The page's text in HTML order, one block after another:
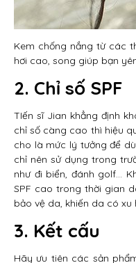
Kem chống nắng từ các
hơi cao, song giúp bạn
2. Chỉ số SPF
TIến sĩ Jian khẳng định
chỉ số càng cao thì hiệu
cho là mức lý tưởng để
chỉ nên sử dụng trong
như đi biển, đánh golf…
SPF cao trong thời gian
bảo vệ da, khiến da có xu
3. Kết cấu
Hãy ưu tiên các sản